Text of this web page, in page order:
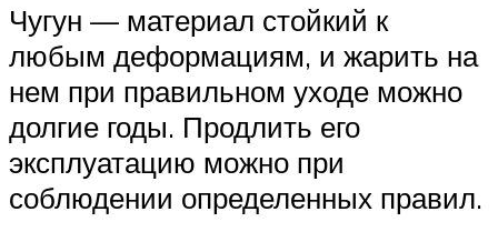
Чугун — материал стойкий к
любым деформациям, и жарить на
нем при правильном уходе можно
долгие годы. Продлить его
эксплуатацию можно при
соблюдении определенных правил.